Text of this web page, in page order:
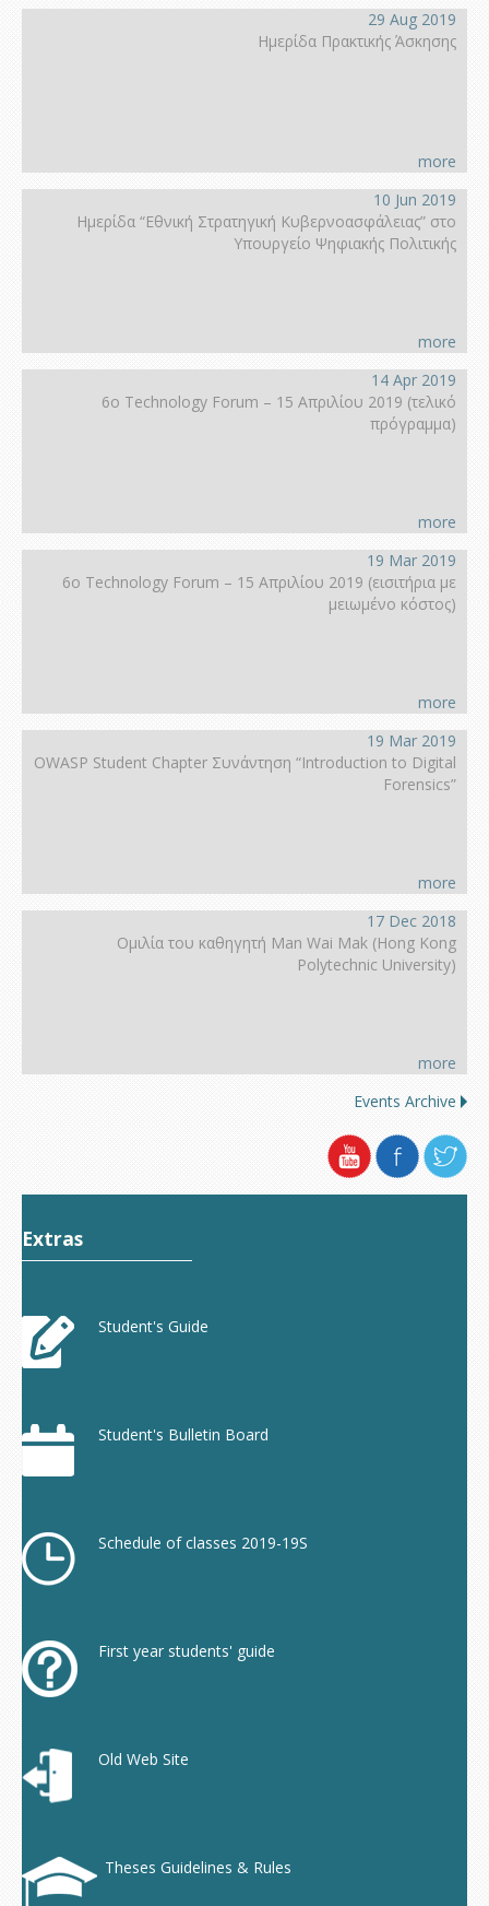
29 Aug 2019
Ημερίδα Πρακτικής Άσκησης
more
10 Jun 2019
Ημερίδα “Εθνική Στρατηγική Κυβερνοασφάλειας” στο
Υπουργείο Ψηφιακής Πολιτικής
more
14 Apr 2019
6ο Technology Forum – 15 Απριλίου 2019 (τελικό
πρόγραμμα)
more
19 Mar 2019
6ο Technology Forum – 15 Απριλίου 2019 (εισιτήρια με
μειωμένο κόστος)
more
19 Mar 2019
OWASP Student Chapter Συνάντηση “Introduction to Digital
Forensics”
more
17 Dec 2018
Ομιλία του καθηγητή Man Wai Mak (Hong Kοng
Polytechnic University)
more
Events Archive
Extras
Student's Guide
Student's Bulletin Board
Schedule of classes 2019-19S
First year students' guide
Old Web Site
Theses Guidelines & Rules